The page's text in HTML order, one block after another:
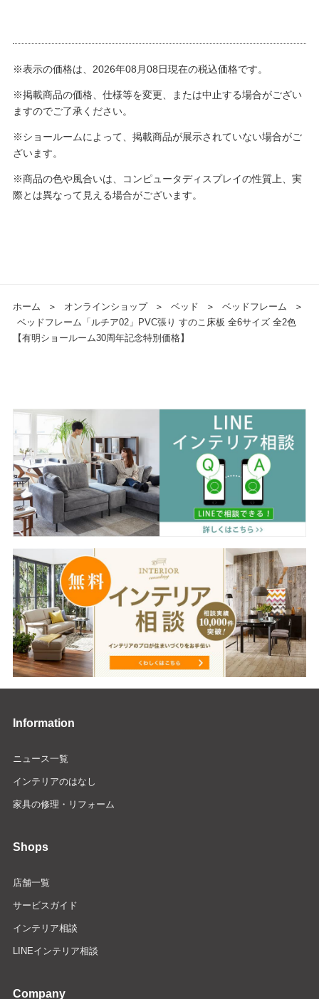
※表示の価格は、2026年08月08日現在の税込価格です。
※掲載商品の価格、仕様等を変更、または中止する場合がござい
ますのでご了承ください。
※ショールームによって、掲載商品が展示されていない場合がご
ざいます。
※商品の色や風合いは、コンピュータディスプレイの性質上、実
際とは異なって見える場合がございます。
ホーム ＞ オンラインショップ ＞ ベッド ＞ ベッドフレーム
＞
ベッドフレーム「ルチア02」PVC張り すのこ床板 全6サイズ 全2色
【有明ショールーム30周年記念特別価格】
Information
ニュース一覧
インテリアのはなし
家具の修理・リフォーム
Shops
店舗一覧
サービスガイド
インテリア相談
LINEインテリア相談
Company